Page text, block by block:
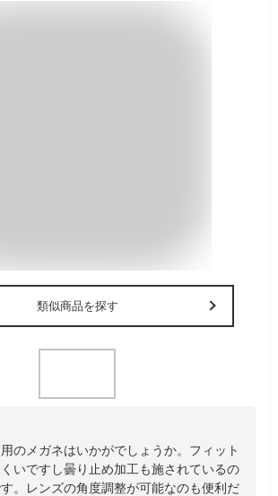
類似商品を探す
のメガネはいかがでしょうか。フィット
いですし曇り止め加工も施されているの
。レンズの角度調整が可能なのも便利だ